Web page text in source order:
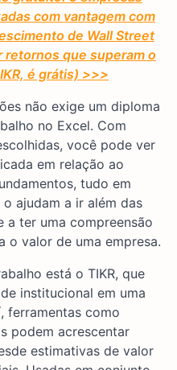
com vantagem com
de Wall Street
que superam o
é grátis) >>>
não exige um diploma
no Excel. Com
você pode ver
em relação ao
tudo em
ajudam a ir além das
a ter uma compreensão
o valor de uma empresa.
está o TIKR, que
institucional em uma
ferramentas como
podem acrescentar
estimativas de valor